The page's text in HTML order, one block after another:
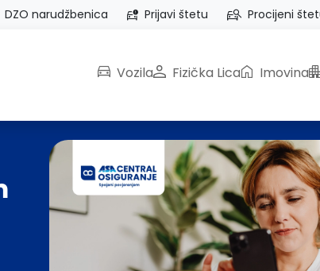
DZO narudžbenica Prijavi štetu Procijeni
Vozila Fizička Lica Imovina